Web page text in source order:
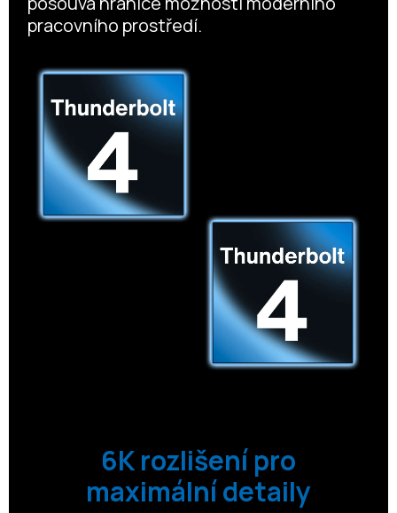
pracovního prostředí.
6K rozlišení pro
maximální detaily